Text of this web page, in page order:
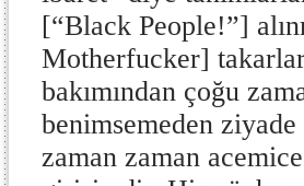
[“Black People!”]
Motherfucker]
bakımından çoğu
benimsemeden
zaman zaman